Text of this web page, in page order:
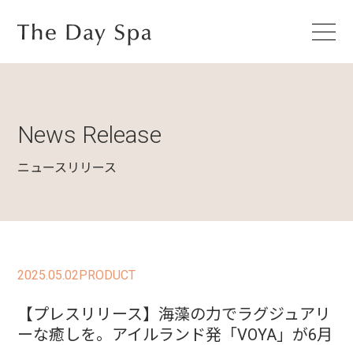
News Release
ニュースリリース
2025.05.02PRODUCT
【プレスリリース】海藻の力でラグジュアリ
ーな癒しを。アイルランド発「VOYA」が6月